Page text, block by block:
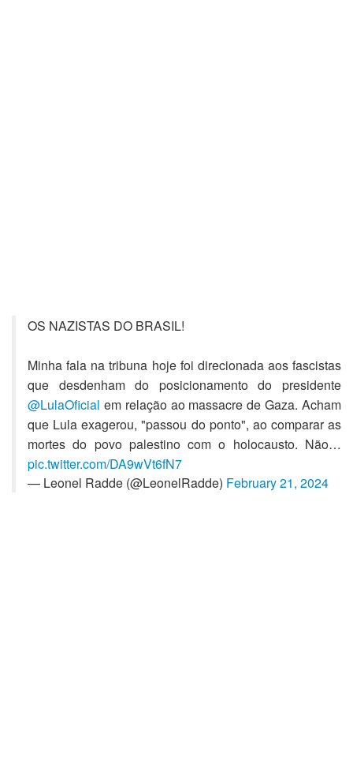
OS NAZISTAS DO BRASIL!
Minha fala na tribuna hoje foi direcionada aos fascistas
que desdenham do posicionamento do presidente
@LulaOficial em relação ao massacre de Gaza. Acham
que Lula exagerou, "passou do ponto", ao comparar as
mortes do povo palestino com o holocausto. Não…
pic.twitter.com/DA9wVt6fN7
— Leonel Radde (@LeonelRadde) February 21, 2024